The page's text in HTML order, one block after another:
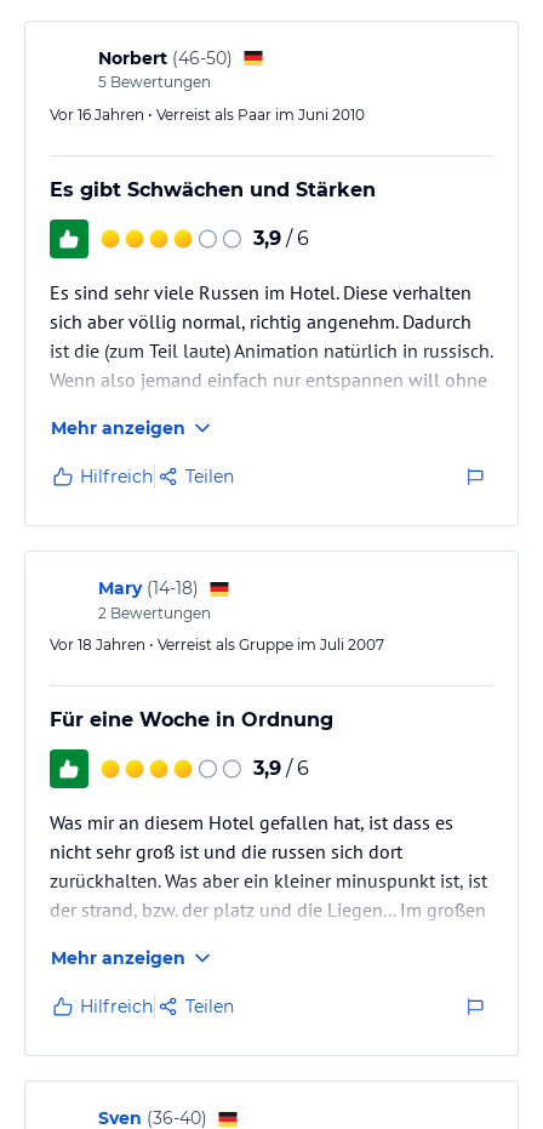
Norbert (46-50)
5 Bewertungen
Vor 16 Jahren • Verreist als Paar im Juni 2010
Es gibt Schwächen und Stärken
3,9 / 6
Es sind sehr viele Russen im Hotel. Diese verhalten
sich aber völlig normal, richtig angenehm. Dadurch
ist die (zum Teil laute) Animation natürlich in russisch.
Wenn also jemand einfach nur entspannen will ohne
aushalten. Tagesausflüge lassen sich vor Ort gut
buchen. Deutsch wird fast in allen Geschäften
gesprochen, auch wenn es wegen der hohen Anzahl
der russischen Gäste in deren Sprache erste
Kontaktversuche gibt.
Noch eine Bemerkung zur Animation: Tagsüber einige
(sehr…
Mehr anzeigen
Hilfreich Teilen
Mary (14-18)
2 Bewertungen
Vor 18 Jahren • Verreist als Gruppe im Juli 2007
Für eine Woche in Ordnung
3,9 / 6
Was mir an diesem Hotel gefallen hat, ist dass es
nicht sehr groß ist und die russen sich dort
zurückhalten. Was aber ein kleiner minuspunkt ist, ist
der strand, bzw. der platz und die Liegen... Im großen
Mehr anzeigen
Hilfreich Teilen
Sven (36-40)